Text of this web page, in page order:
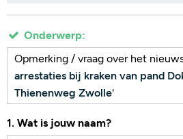
Onderwerp:
Opmerking / vraag over het
arrestaties bij kraken van pand
Thienenweg Zwolle'
1. Wat is jouw naam?